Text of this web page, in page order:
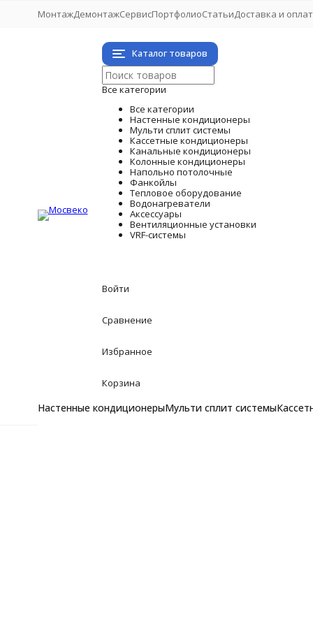
МонтажДемонтажСервисПортфолиоСтатьиДоставка и
Каталог товаров
Все категории
Все категории
Настенные кондиционеры
Мульти сплит системы
Кассетные кондиционеры
Канальные кондиционеры
Колонные кондиционеры
Напольно потолочные
Фанкойлы
Тепловое оборудование
Водонагреватели
Аксессуары
Вентиляционные установки
VRF-системы
Войти
Сравнение
Избранное
Корзина
Настенные кондиционерыМульти сплит системы